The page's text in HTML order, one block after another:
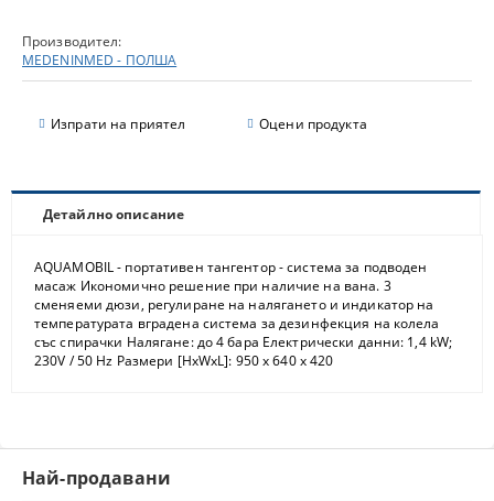
Производител:
MEDENINMED - ПОЛША
Изпрати на приятел Оцени продукта
Детайлно описание
AQUAMOBIL - портативен тангентор - система за подводен
масаж Икономично решение при наличие на вана. 3
сменяеми дюзи, регулиране на налягането и индикатор на
температурата вградена система за дезинфекция на колела
със спирачки Налягане: до 4 бара Електрически данни: 1,4 kW;
230V / 50 Hz Размери [HxWxL]: 950 x 640 x 420
Най-продавани